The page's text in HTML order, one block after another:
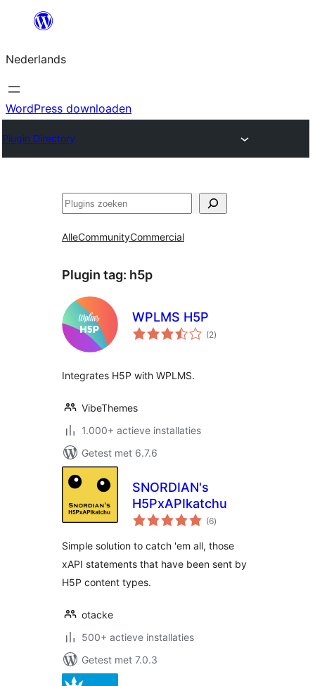
de
inhoud
Nederlands
WordPress downloaden
Plugin Directory
Zoeken
AlleCommunityCommercial
Plugin tag: h5p
WPLMS H5P
(2totaal
waarderingen
)
Integrates H5P with WPLMS.
VibeThemes
1.000+ actieve installaties
Getest met 6.7.6
SNORDIAN's
H5PxAPIkatchu
(6totaal
waarderingen
)
Simple solution to catch 'em all, those
xAPI statements that have been sent by
H5P content types.
otacke
500+ actieve installaties
Getest met 7.0.3